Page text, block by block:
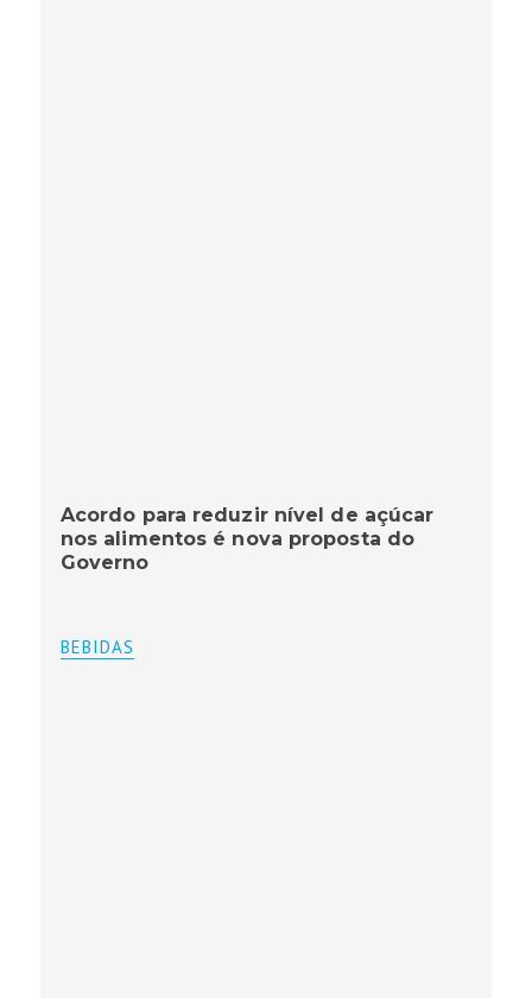
Acordo para reduzir nível de açúcar
nos alimentos é nova proposta do
Governo
BEBIDAS